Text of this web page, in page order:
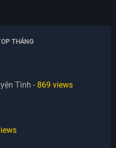
THÁNG
Tình - 869 views